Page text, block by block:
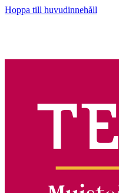
Hoppa till huvudinnehåll